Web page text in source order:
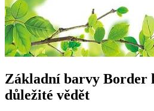
Základní barvy Border
důležité vědět